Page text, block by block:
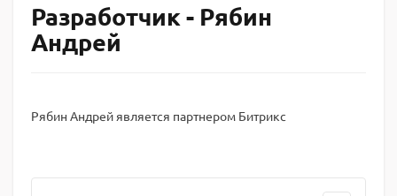
Разработчик - Рябин
Андрей
Рябин Андрей является партнером Битрикс